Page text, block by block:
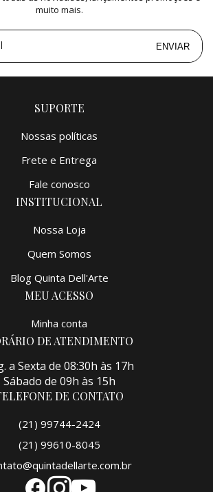
muito mais.
ENVIAR
SUPORTE
Nossas políticas
Frete e Entrega
Fale conosco
INSTITUCIONAL
Nossa Loja
Quem Somos
Blog Quinta Dell'Arte
MEU ACESSO
Minha conta
DE ATENDIMENTO
a Sexta de 08:30h às 17h
Sábado de 09h às 15h
DE CONTATO
(21) 99744-2424
(21) 99610-8045